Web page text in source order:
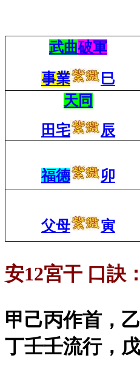
武曲破軍
事業
巳
天同
田宅
辰
福德 卯
父母 寅
安12宮干 口訣：
甲己丙作首，
丁壬壬流行，